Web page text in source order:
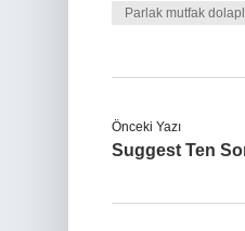
Parlak mutfak
Önceki Yazı
Suggest Ten